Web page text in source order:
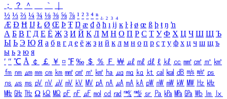
；
？ ＾ ｀
½ ⅓ ⅔ ¼ ¾ ⅛ ⅜ ⅝ ⅞ ¹ ² ³ ⁴ ⁿ ₁ ₂ ₃ ₄
Æ Ð Ħ Ĳ Ł Ø Œ Þ Ŧ Ŋ æ đ ð ħ ı ĳ ĸ ŀ ł ø œ ß þ ŧ ŋ ŉ
А Б В Г Д Е Ё Ж З И Й К Л М Н О П Р С Т У Ф Х Ц Ч Ш Щ Ъ
Ы Ь Э Ю Я а б в г д е ё ж з и й к л м н о п р с т у ф х ц ч ш щ ъ
ы ь э ю я
′ ″ ℃ Å ￠ ￡ ￥ ¤ ℉ ‰ ＄ ％ Ｆ ￦ ㎕ ㎖ ㎗ ℓ ㎘ ㏄ ㎣ ㎤ ㎥ ㎦
㎙ ㎚ ㎛ ㎜ ㎝ ㎞ ㎟ ㎠ ㎡ ㎢ ㏊ ㎍ ㎎ ㎏ ㏏ ㎈ ㎉ ㏈ ㎧ ㎨ ㎰
㎱ ㎲ ㎳ ㎴ ㎵ ㎶ ㎷ ㎸ ㎹ ㎀ ㎁ ㎂ ㎃ ㎄ ㎺ ㎻ ㎽ ㎾ ㎿ ㎐ ㎑
㎒ ㎓ ㎔ Ω ㏀ ㏁ ㎊ ㎋ ㎌ ㏖ ㏅ ㎭ ㎮ ㎯ ㏛ ㎩ ㎪ ㎫ ㎬ ㏝ ㏐
㏓